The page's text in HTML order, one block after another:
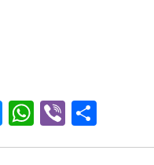
Messenger
WhatsApp
Viber